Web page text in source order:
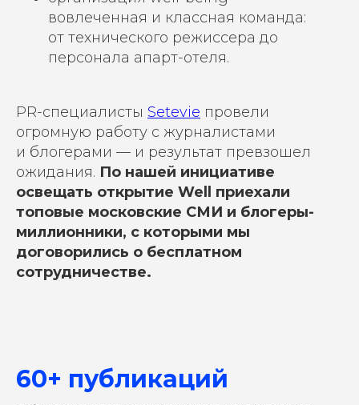
вовлеченная и классная команда:
от технического режиссера до
персонала апарт-отеля.
PR-специалисты Setevie провели
огромную работу с журналистами
и блогерами — и результат превзошел
ожидания. По нашей инициативе
освещать открытие Well приехали
топовые московские СМИ и блогеры-
миллионники, с которыми мы
договорились о бесплатном
сотрудничестве.
60+ публикаций